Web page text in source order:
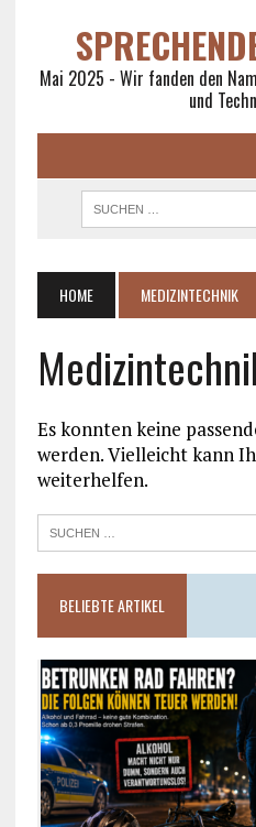
Mai 2025 - Wir fanden den
und
HOME MEDIZINTECHNIK
Es konnten keine
werden. Vielleicht kann
weiterhelfen.
BELIEBTE ARTIKEL